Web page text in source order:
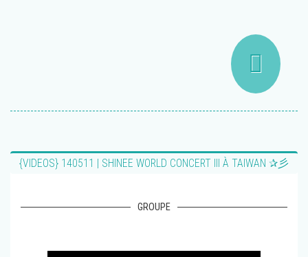
{VIDEOS} 140511 | SHINEE WORLD CONCERT III À TAIWAN ✰彡
GROUPE